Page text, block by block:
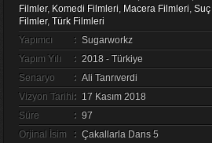
Filmler, Komedi Filmleri, Macera Filmleri,
Filmler, Türk Filmleri
Yapımcı
: Sugarworkz
Yapım Yılı
: 2018 - Türkiye
Senaryo
: Ali Tanrıverdi
Vizyon Tarihi: 17 Kasım 2018
Süre
: 97
Orjinal İsim
: Çakallarla Dans 5